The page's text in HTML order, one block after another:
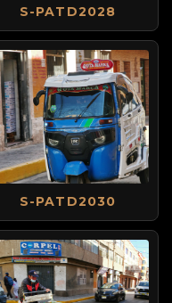
S-PATD2028
S-PATD2030